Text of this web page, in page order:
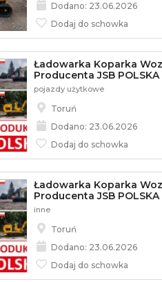
Dodano: 23.06.2026
Dodaj do schowka
Ładowarka Koparka
Producenta JSB POLSKA
pojazdy użytkowe
Toruń
Dodano: 23.06.2026
Dodaj do schowka
Ładowarka Koparka
Producenta JSB POLSKA
inne
Toruń
Dodano: 23.06.2026
Dodaj do schowka